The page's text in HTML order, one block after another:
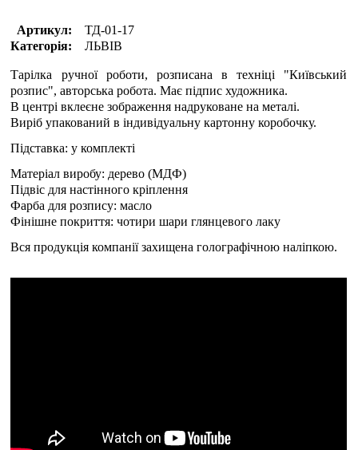
Артикул:
ТД-01-17
Категорія:
ЛЬВІВ
Тарілка ручної роботи, розписана в техніці "Київський
розпис", авторська робота. Має підпис художника.
В центрі вклеєне зображення надруковане на металі.
Виріб упакований в індивідуальну картонну коробочку.
Підставка: у комплекті
Матеріал виробу: дерево (МДФ)
Підвіс для настінного кріплення
Фарба для розпису: масло
Фінішне покриття: чотири шари глянцевого лаку
Вся продукція компанії захищена голографічною наліпкою.